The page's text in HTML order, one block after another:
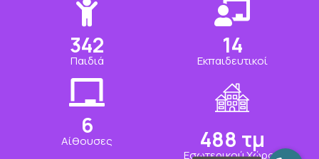
346
Παιδιά
14
Εκπαιδευτικοί
6
Αίθουσες 494τμ
Εσωτερικού Χώρου